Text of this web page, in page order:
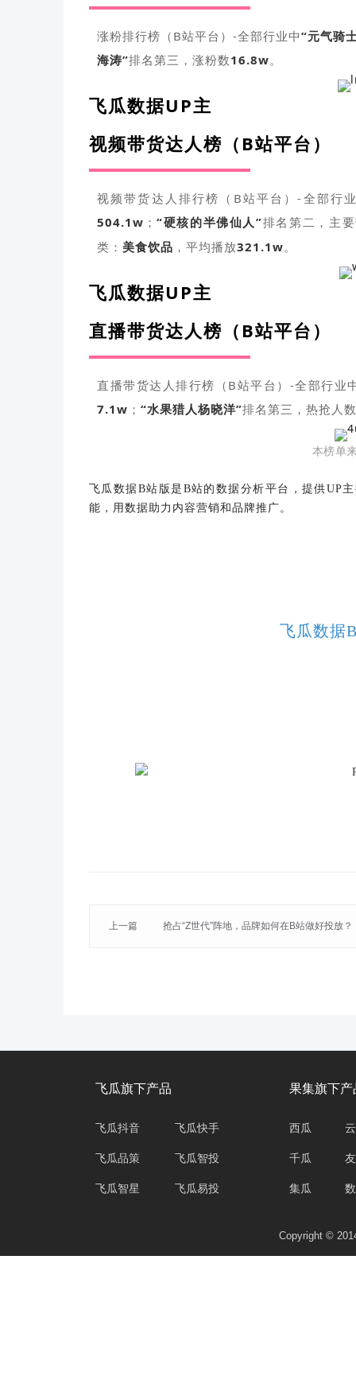
涨粉排行榜（B站平台）-全部行业中“元气骑
海涛”排名第三，涨粉数16.8w。
飞瓜数据UP主
视频带货达人榜（B站平台）
视频带货达人排行榜（B站平台）-全部行
504.1w ； “硬核的半佛仙人”排名第二， 主
类： 美食饮品 ，平均播放321.1w。
飞瓜数据UP主
直播带货达人榜（B站平台）
直播带货达人排行榜（B站平台）-全部行业
7.1w ； “水果猎人杨晓洋”排名第三， 热抢人数
本榜单
飞瓜数据B站版是B站的数据分析平台，提供UP
能，用数据助力内容营销和品牌推广。
飞瓜数据
上一篇 抢占“Z世代”阵地，品牌如何在B站做好投放？
飞瓜旗下产品
飞瓜抖音
飞瓜品策
飞瓜智星
飞瓜快手
飞瓜智投
飞瓜易投
果集旗下产
西瓜
千瓜
集瓜
Copyright ©